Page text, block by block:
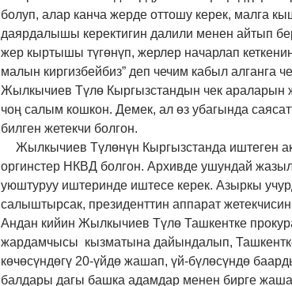
болуп, алар канча жерде оттошу керек, малга
даярдалышы керектигин далили менен айтып
жер кыртышы түгөнүп, жерлер начарлап
малын киргизбейбиз” деп чечим кабыл алганга
Жылкычиев Түлө Кыргызстандын чек араларын
чоң салым кошкон. Демек, ал өз убагында
билген жетекчи болгон.
Жылкычиев Түлөнүн Кыргызстанда иштеген
оргинстер НКВД болгон. Архивде ушундай
уюштуруу иштеринде иштесе керек. Азыркы
салыштырсак, президенттин аппарат
Андан кийин Жылкычиев Түлө Ташкентке
жардамчысы кызматына дайындалып,
көчөсүндөгү 20-үйдө жашап, үй-бүлөсүндө
балдары дагы башка адамдар менен бирге